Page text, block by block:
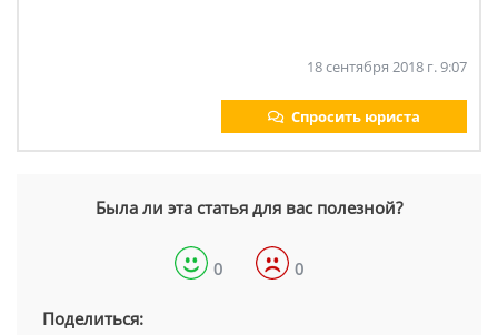
18 сентября 2018 г. 9:07
Спросить юриста
Была ли эта статья для вас полезной?
0 0
Поделиться: